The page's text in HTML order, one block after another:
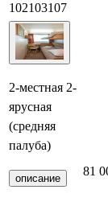
102103107
2-местная 2-
ярусная
(средняя
палуба)
описание
81